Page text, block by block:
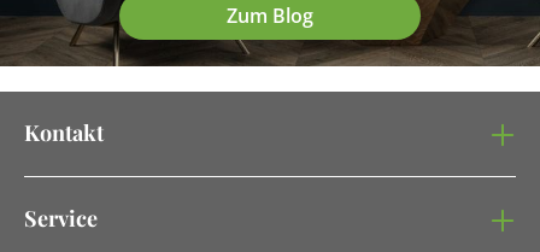
Zum Blog
Kontakt
Service